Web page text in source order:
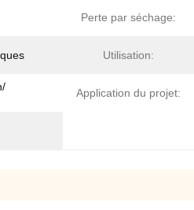
Perte par séchage:
Utilisation:
Application du projet: